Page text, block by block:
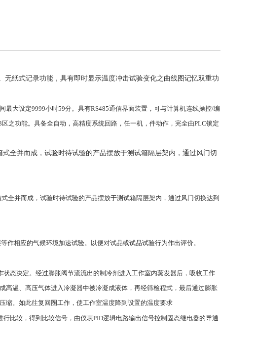
无纸式记录功能，具有即时显示温度冲击试验变化之曲线图记忆双重功
最大设定9999小时59分。具有RS485通信界面装置，可与计算机连线操控/编
区之功能。具备全自动，高精度系统回路，任一机，件动作，完全由PLC锁定
全并而成，试验时待试验的产品摆放于测试箱隔层架内，通过风门切
全并而成，试验时待试验的产品摆放于测试箱隔层架内，通过风门切换达到
作相应的气候环境加速试验。以便对试品或试品试验行为作出评价。
态决定。经过膨胀阀节流流出的制冷剂进入工作室内蒸发器后，吸收工作
温、高压气体进入冷凝器中被冷凝成液体，再经筛检程式，最后通过膨胀
缩。如此往复回圈工作，使工作室温度降到设置的温度要求
行比较，得到比较信号，由仪表PID逻辑电路输出信号控制固态继电器的导通